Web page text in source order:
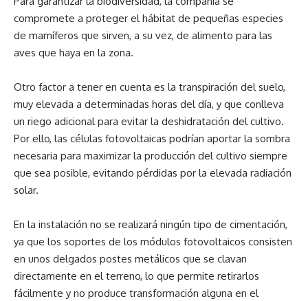
compromete a proteger el hábitat de pequeñas especies
de mamíferos que sirven, a su vez, de alimento para las
aves que haya en la zona.
Otro factor a tener en cuenta es la transpiración del suelo,
muy elevada a determinadas horas del día, y que conlleva
un riego adicional para evitar la deshidratación del cultivo.
Por ello, las células fotovoltaicas podrían aportar la sombra
necesaria para maximizar la producción del cultivo siempre
que sea posible, evitando pérdidas por la elevada radiación
solar.
En la instalación no se realizará ningún tipo de cimentación,
ya que los soportes de los módulos fotovoltaicos consisten
en unos delgados postes metálicos que se clavan
directamente en el terreno, lo que permite retirarlos
fácilmente y no produce transformación alguna en el